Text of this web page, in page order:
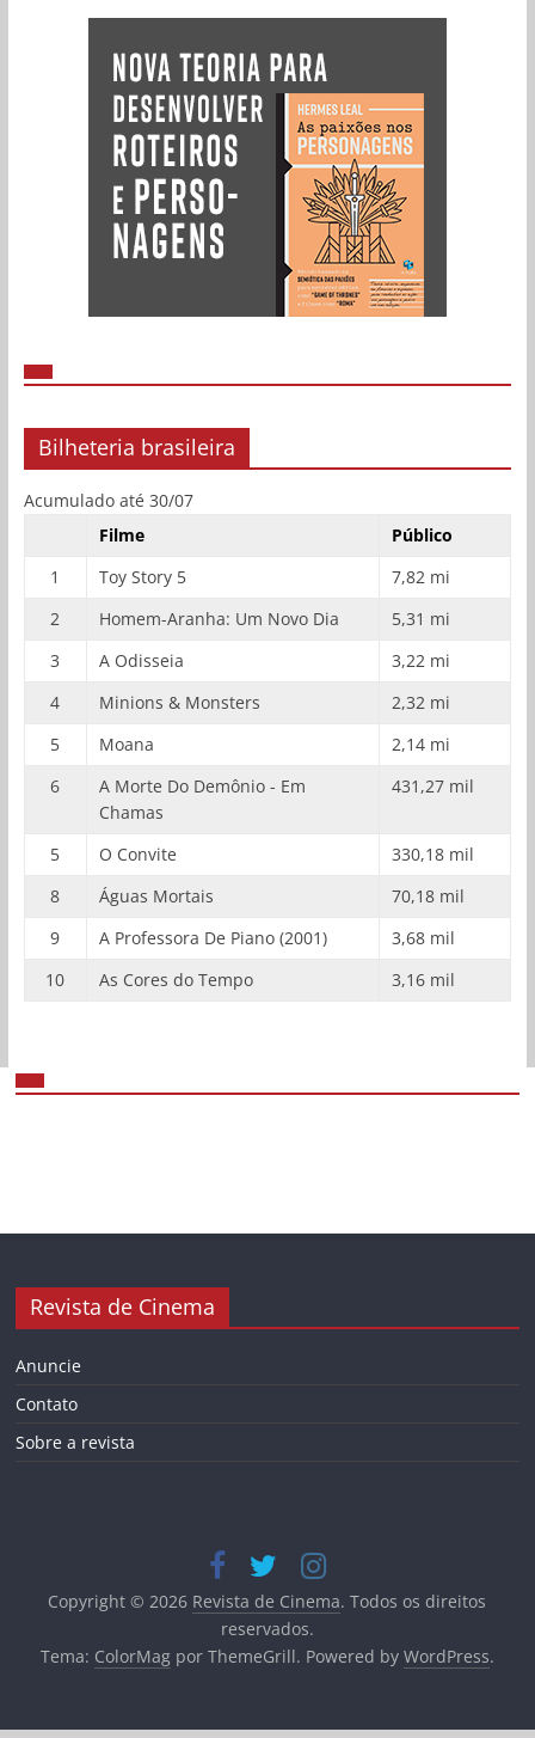
Bilheteria brasileira
Acumulado até 30/07
Filme
Público
1
Toy Story 5
7,82 mi
2
Homem-Aranha: Um Novo Dia
5,31 mi
3
A Odisseia
3,22 mi
4
Minions & Monsters
2,32 mi
5
Moana
2,14 mi
6
A Morte Do Demônio - Em
Chamas
431,27 mil
5 O Convite
330,18 mil
8
Águas Mortais
70,18 mil
9
A Professora De Piano (2001)
3,68 mil
10
As Cores do Tempo 3,16 mil
Revista de Cinema
Anuncie
Contato
Sobre a revista
Copyright © 2026 Revista de Cinema. Todos os direitos
reservados.
Tema: ColorMagpor ThemeGrill. Powered by WordPress.